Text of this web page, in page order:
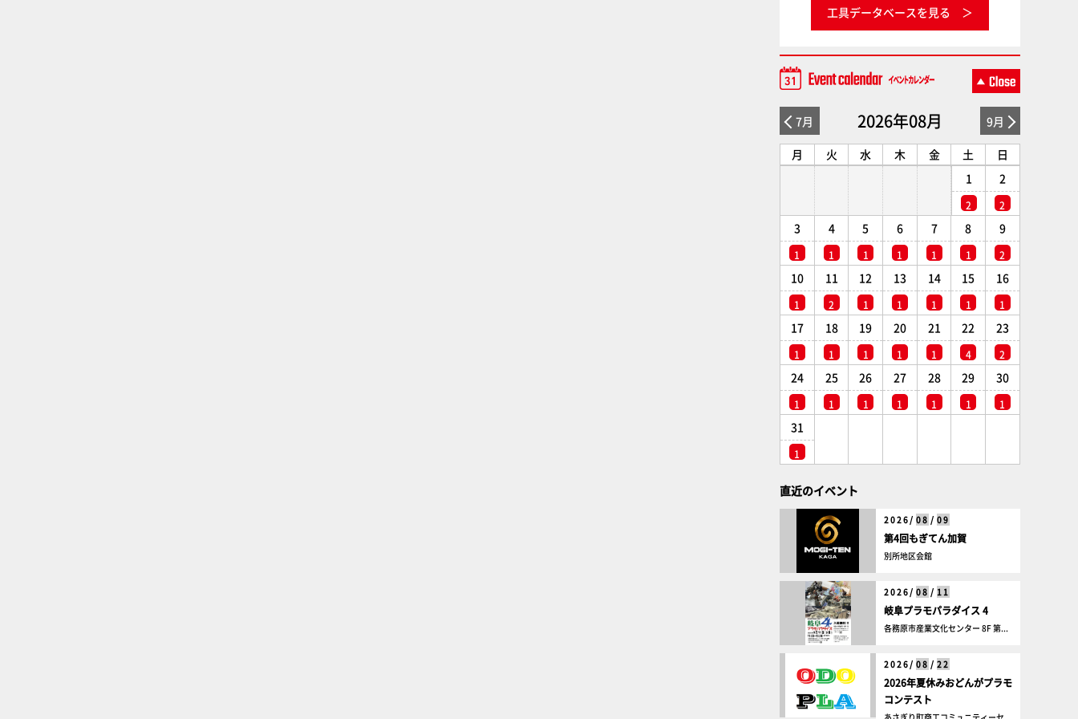
工具データベースを見る
7月 2026年08月 9月
月 火 水 木 金 土
日
1
2
2
2
3
1
4
1
5
1
6
1
7
1
8
1
9
2
10
1
11
2
12
1
13
1
14
1
15
1
16
1
17
1
18
1
19
1
20
1
21
1
22
4
23
2
24
1
25
1
26
1
27
1
28
1
29
1
30
1
31
1
直近のイベント
2026/ 08 / 09
第4回もぎてん加賀
別所地区会館
2026/ 08 / 11
岐阜プラモパラダイス 4
各務原市産業文化センター 8F 第...
2026/ 08 / 22
2026年夏休みおどんがプラモ
コンテスト